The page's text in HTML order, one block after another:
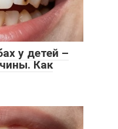
у детей –
Как